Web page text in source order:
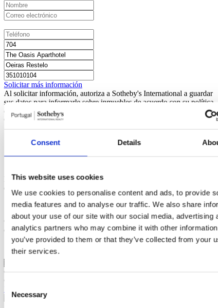
Consent Details
This website uses cookies
We use cookies to personalise content and ads, to provide
media features and to analyse our traffic. We also share
about your use of our site with our social media, advertising
analytics partners who may combine it with other
you’ve provided to them or that they’ve collected from your
their services.
Selection
Necessary
Solicitar más información
Al solicitar información, autoriza a Sotheby's International a guardar
sus datos para informarle sobre inmuebles de acuerdo con su política
de privacidad.
Compartir promoción
Promociones similares Es posible que también esté interesado en
estas promociones
Caxias Heights 3a 4Habitaciones desde Oeiras, Oeiras e São Julião
da Barra, Paço de Arcos e Caxias 770.000 €
NOVO LANÇAMENTO
Quinta do Alverde 1a4Habitaciones desde Oeiras, Carnaxide e
Queijas
Para conectar